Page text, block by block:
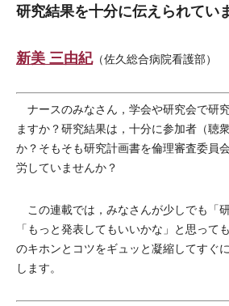
研究結果を十分に伝えられてい
新美 三由紀（佐久総合病院看護部）
ナースのみなさん，学会や研究会で研
ますか？研究結果は，十分に参加者（聴
か？そもそも研究計画書を倫理審査委員
労していませんか？
この連載では，みなさんが少しでも「
「もっと発表してもいいかな」と思って
のキホンとコツをギュッと凝縮してすぐ
します。